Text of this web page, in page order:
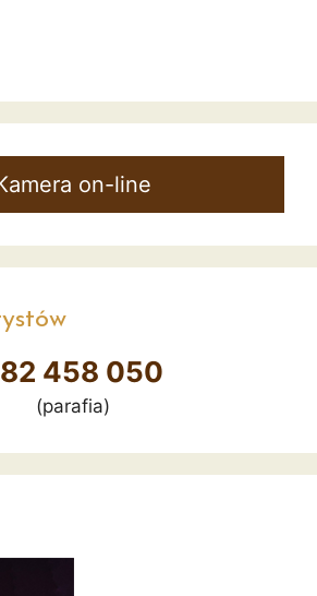
on-line
458 050
(parafia)